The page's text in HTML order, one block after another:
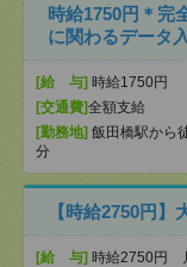
時給1750円＊完
に関わるデータ
[給 与] 時給1750円
[交通費]全額支給
[勤務地] 飯田橋駅から
分
【時給2750円
[給 与] 時給2750円